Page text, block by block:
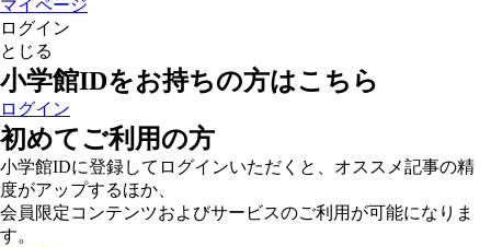
マイページ
ログイン
とじる
小学館IDをお持ちの方はこちら
ログイン
初めてご利用の方
小学館IDに登録してログインいただくと、オススメ記事の精
度がアップするほか、
会員限定コンテンツおよびサービスのご利用が可能になりま
す。